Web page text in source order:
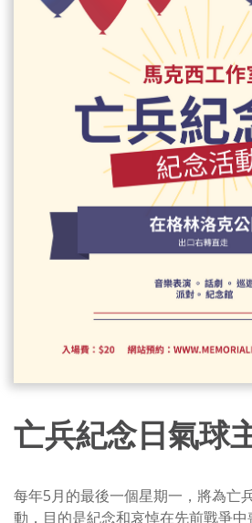
亡兵紀念日氣球
每年5月的最後一個星期一，將為亡
動，目的是紀念和哀悼在先前戰爭中